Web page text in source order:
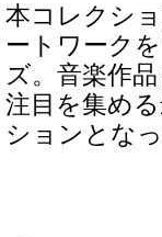
本コレクシ
ートワーク
ズ。音楽作
注目を集め
ションとな